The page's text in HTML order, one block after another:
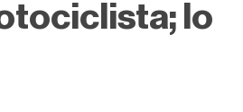
lo